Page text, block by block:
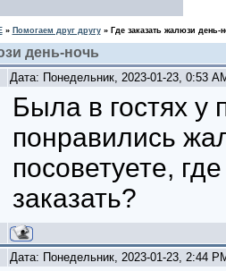
» Помогаем друг другу» Где заказать жалюзи день-
день-ночь
Дата: Понедельник, 2023-01-23, 0:53
Была в гостях у
понравились
посоветуете,
заказать?
Дата: Понедельник, 2023-01-23, 2:44